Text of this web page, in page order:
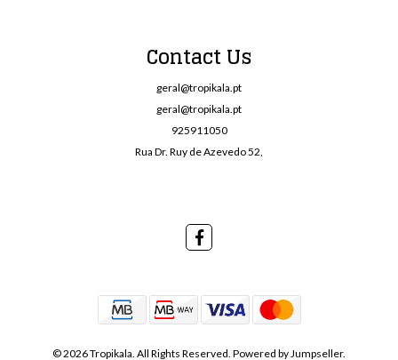
Contact Us
geral@tropikala.pt
geral@tropikala.pt
925911050
Rua Dr. Ruy de Azevedo 52,
© 2026 Tropikala. All Rights Reserved. Powered by Jumpseller.